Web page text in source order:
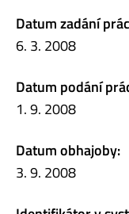
Datum zadání
6. 3. 2008
Datum podání
1. 9. 2008
Datum obhajoby:
3. 9. 2008